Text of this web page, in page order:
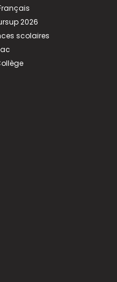
2026
scolaires